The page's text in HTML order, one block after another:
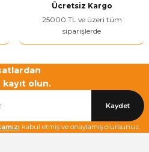
olmalı.
Gönder
Ücretsiz Kargo
25000 TL ve üzeri tüm
siparişlerde
olun.
Kaydet
kabul etmiş ve onaylamış olursunuz.